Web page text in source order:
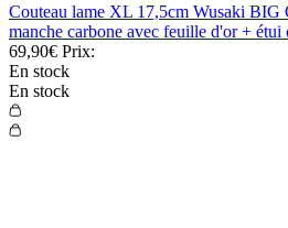
Couteau lame XL 17,5cm Wusaki BIG
manche carbone avec feuille d'or + étui
69,90€ Prix:
En stock
En stock